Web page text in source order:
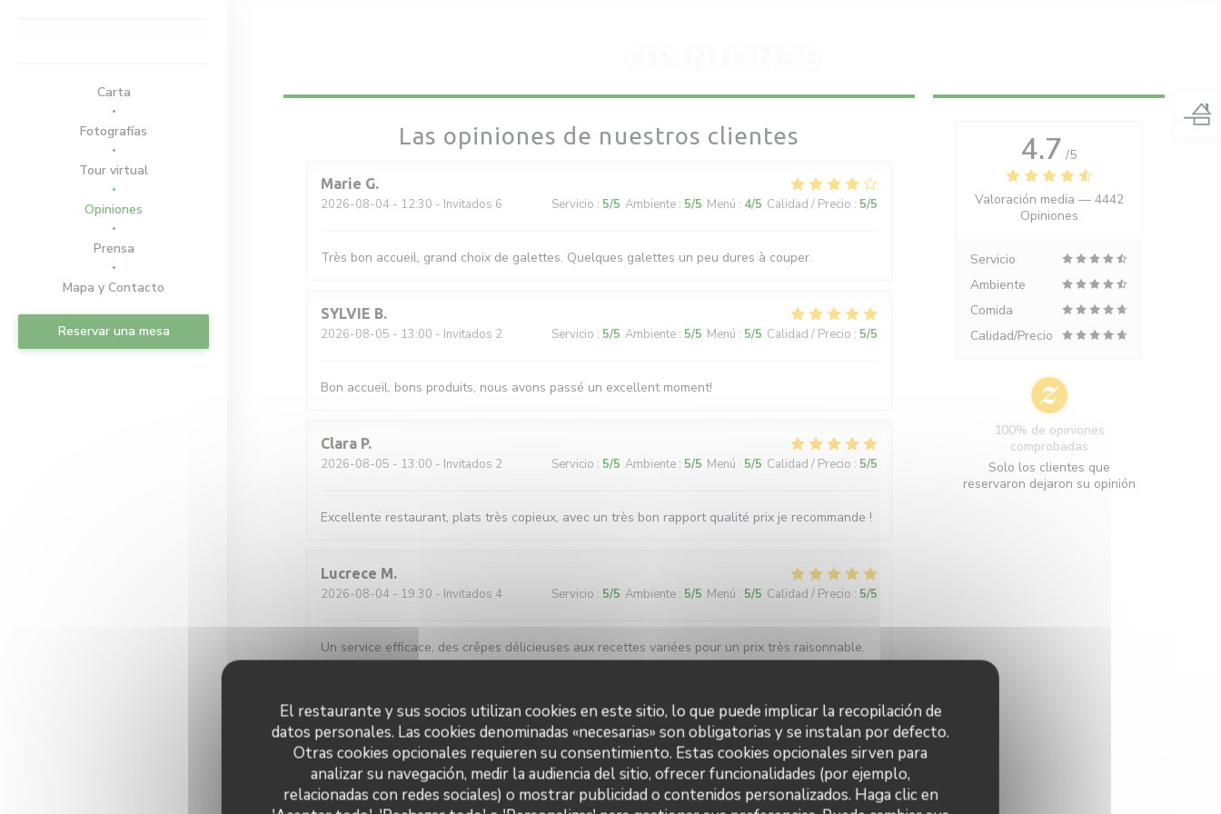
El restaurante y sus socios utilizan cookies en este sitio, lo que puede implicar la recopilación de
datos personales. Las cookies denominadas «necesarias» son obligatorias y se instalan por defecto.
Otras cookies opcionales requieren su consentimiento. Estas cookies opcionales sirven para
analizar su navegación, medir la audiencia del sitio, ofrecer funcionalidades (por ejemplo,
relacionadas con redes sociales) o mostrar publicidad o contenidos personalizados. Haga clic en
Carta
Fotografías
Tour virtual
Opiniones
Prensa
Mapa y Contacto
Reservar una mesa
Las opiniones de nuestros clientes
Marie G
2026-08-04 - 12:30 - Invitados 6 Servicio : 5/5 Ambiente : 5/5 Menú : 4/5 Calidad / Precio : 5/5
Très bon accueil, grand choix de galettes. Quelques galettes un peu dures à couper.
SYLVIE B
2026-08-05 - 13:00 - Invitados 2 Servicio : 5/5 Ambiente : 5/5 Menú : 5/5 Calidad / Precio : 5/5
Bon accueil, bons produits, nous avons passé un excellent moment!
Clara P
2026-08-05 - 13:00 - Invitados 2 Servicio : 5/5 Ambiente : 5/5 Menú : 5/5 Calidad / Precio : 5/5
Excellente restaurant, plats très copieux, avec un très bon rapport qualité prix je recommande !
Lucrece M
2026-08-04 - 19:30 - Invitados 4 Servicio : 5/5 Ambiente : 5/5 Menú : 5/5 Calidad / Precio : 5/5
Un service efficace, des crêpes délicieuses aux recettes variées pour un prix très raisonnable.
Maud
C
2026-08-01 - 12:30 - Invitados 5 Servicio Ambiente /5 Menú /5 Calidad / Precio /5
Galettes et crêpes très généreuses (en garnitures)
4.7 /5
Valoración media — 4442
Opiniones
Servicio
Ambiente
Comida
Calidad/Precio
100% de opiniones
comprobadas
Solo los clientes que
reservaron dejaron su opinión